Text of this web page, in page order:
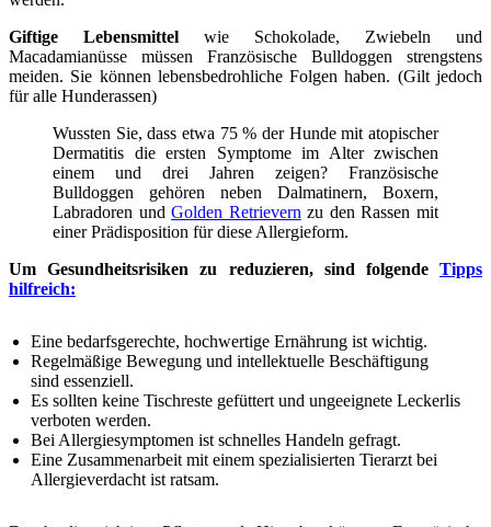
Giftige Lebensmittel wie Schokolade, Zwiebeln und
Macadamianüsse müssen Französische Bulldoggen strengstens
meiden. Sie können lebensbedrohliche Folgen haben. (Gilt jedoch
für alle Hunderassen)
Wussten Sie, dass etwa 75 % der Hunde mit atopischer
Dermatitis die ersten Symptome im Alter zwischen
einem und drei Jahren zeigen? Französische
Bulldoggen gehören neben Dalmatinern, Boxern,
Labradoren undGolden Retrievern zu den Rassen mit
einer Prädisposition für diese Allergieform.
Um Gesundheitsrisiken zu reduzieren, sind folgende Tipps
hilfreich:
Eine bedarfsgerechte, hochwertige Ernährung ist wichtig.
Regelmäßige Bewegung und intellektuelle Beschäftigung
sind essenziell.
Es sollten keine Tischreste gefüttert und ungeeignete Leckerlis
verboten werden.
Bei Allergiesymptomen ist schnelles Handeln gefragt.
Eine Zusammenarbeit mit einem spezialisierten Tierarzt bei
Allergieverdacht ist ratsam.